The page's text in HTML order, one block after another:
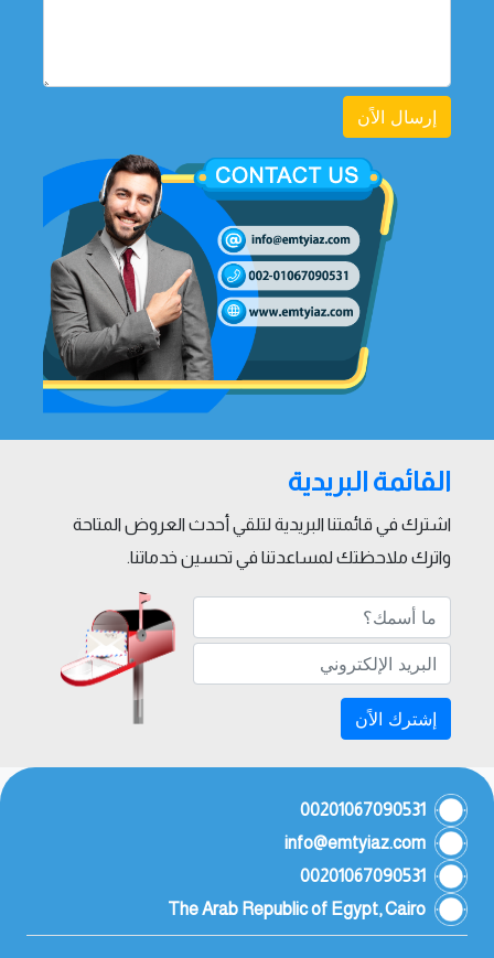
إرسال الاًن
القائمة البريدية
اشترك في قائمتنا البريدية لتلقي أحدث العروض المتاحة
واترك ملاحظتك لمساعدتنا في تحسين خدماتنا.
إشترك الاًن
00201067090531
info@emtyiaz.com
00201067090531
The Arab Republic of Egypt, Cairo